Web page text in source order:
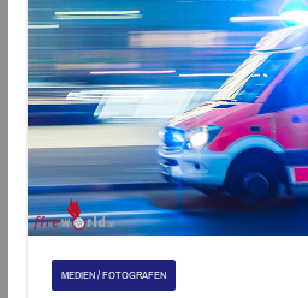
MEDIEN / FOTOGRAFEN